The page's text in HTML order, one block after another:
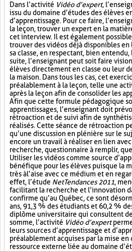
Dans l’activité Vidéo d’expert,
issu du domaine d’études des élèves
d’apprentissage. Pour ce faire,
la leçon, trouver un expert en la
cet interview. Il est également
trouver des vidéos déjà disponibles
sa classe, en respectant, bien entendu,
suite, l’enseignant peut soit faire
élèves directement en classe ou leur
la maison. Dans tous les cas, cet
préalablement à la leçon, telle une
après la leçon afin de consolider les
Afin que cette formule pédagogique
apprentissages, l’enseignant doit
rétroaction et de suivi afin de
réalisés. Cette séance de rétroaction
qu’une discussion en plénière sur le
encore un travail à réaliser en lien
recherche, questionnaire à remplir,
Utiliser les vidéos comme source
bénéfique pour les élèves puisque la
très à l’aise avec ce médium et en
effet, l’étude NetTendances 2011,
facilitant la recherche et l’innovation
confirme qu’au Québec, ce sont
ans, 91,3 % des étudiants et 60,2 %
diplôme universitaire qui consultent
somme, l’activité Vidéo d’expert
leurs sources d’apprentissage et
préalablement acquises par la mise en
ressource externe liée au domaine